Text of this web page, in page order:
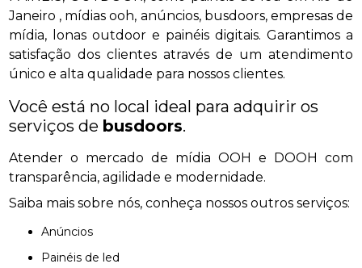
Janeiro , mídias ooh, anúncios, busdoors, empresas de
mídia, lonas outdoor e painéis digitais. Garantimos a
satisfação dos clientes através de um atendimento
único e alta qualidade para nossos clientes.
Você está no local ideal para adquirir os
serviços de busdoors.
Atender o mercado de mídia OOH e DOOH com
transparência, agilidade e modernidade.
Saiba mais sobre nós, conheça nossos outros serviços:
anúncios
painéis de led